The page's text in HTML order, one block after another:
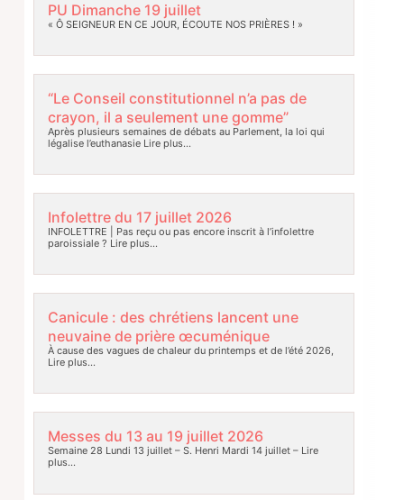
PU Dimanche 19 juillet
« Ô SEIGNEUR EN CE JOUR, ÉCOUTE NOS PRIÈRES ! »
“Le Conseil constitutionnel n’a pas de
crayon, il a seulement une gomme”
Après plusieurs semaines de débats au Parlement, la loi qui
légalise l’euthanasieLire plus…
Infolettre du 17 juillet 2026
INFOLETTRE | Pas reçu ou pas encore inscrit à l’infolettre
paroissiale ? Lire plus…
Canicule : des chrétiens lancent une
neuvaine de prière œcuménique
À cause des vagues de chaleur du printemps et de l’été 2026,
Lire plus…
Messes du 13 au 19 juillet 2026
Semaine 28 Lundi 13 juillet – S. Henri Mardi 14 juillet –Lire
plus…